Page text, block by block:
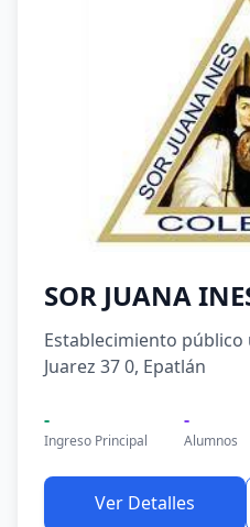
SOR JUANA
Establecimiento público
Juarez 37 0, Epatlán
-
Ingreso Principal
-
Alumnos
Ver Detalles